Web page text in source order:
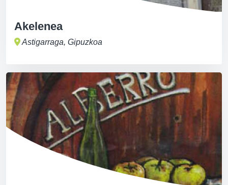
Akelenea
Astigarraga, Gipuzkoa